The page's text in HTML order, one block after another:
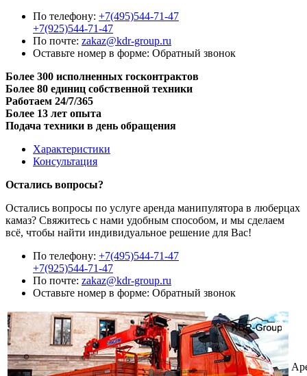
По телефону: +7(495)544-71-47
+7(925)544-71-47
По почте: zakaz@kdr-group.ru
Оставьте номер в форме: Обратный звонок
Более 300 исполненных госконтрактов
Более 80 единиц собственной техники
Работаем 24/7/365
Более 13 лет опыта
Подача техники в день обращения
Характеристики
Консультация
Остались вопросы?
Остались вопросы по услуге аренда манипулятора в люберцах
камаз? Свяжитесь с нами удобным способом, и мы сделаем
всё, чтобы найти индивидуальное решение для Вас!
По телефону: +7(495)544-71-47
+7(925)544-71-47
По почте: zakaz@kdr-group.ru
Оставьте номер в форме: Обратный звонок